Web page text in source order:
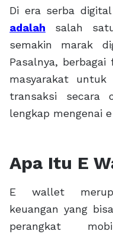
Di era serba
adalah salah
semakin marak
Pasalnya,
masyarakat untuk
transaksi secara
lengkap mengenai
Apa Itu E
E wallet
keuangan yang
perangkat